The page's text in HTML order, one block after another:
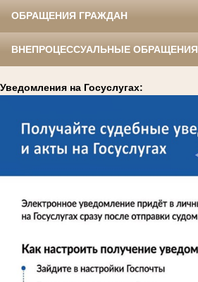
ОБРАЩЕНИЯ ГРАЖДАН
ВНЕПРОЦЕССУАЛЬНЫЕ ОБРАЩЕНИЯ
Уведомления на Госуслугах: